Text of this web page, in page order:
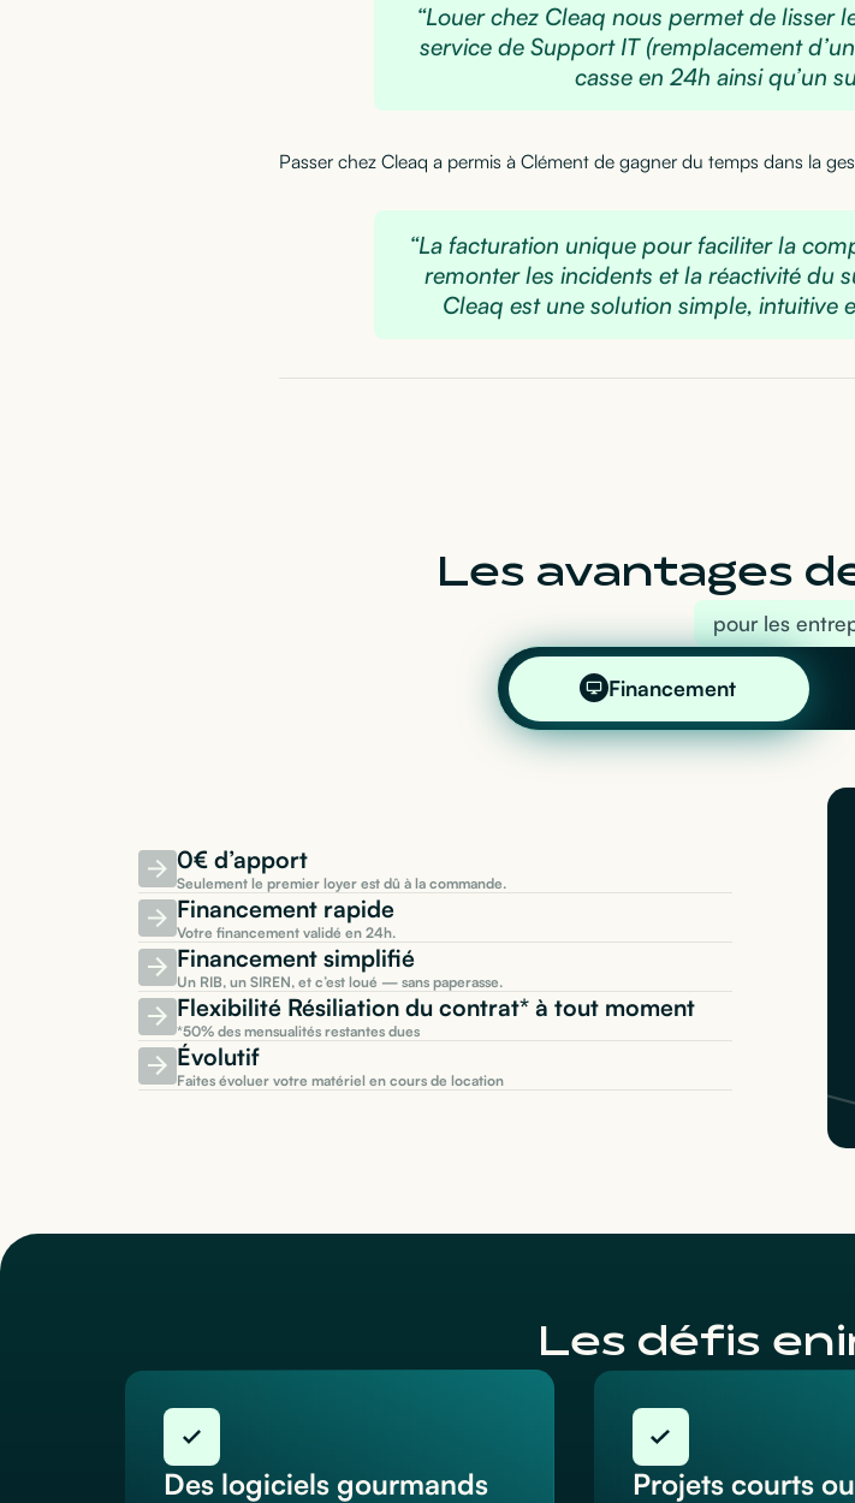
“Louer chez Cleaq nous permet de lisser
service de Support IT (remplacement
casse en 24h ainsi qu’un
Passer chez Cleaq a permis à Clément de gagner du temps dans la
“La facturation unique pour faciliter la
remonter les incidents et la réactivité du
Cleaq est une solution simple, intuitive
Les avantages
pour les
Financement
0€ d’apport
Seulement le premier loyer est dû à la commande.
Financement rapide
Votre financement validé en 24h.
Financement simplifié
Un RIB, un SIREN, et c’est loué — sans paperasse.
Flexibilité Résiliation du contrat* à tout moment
*50% des mensualités restantes dues
Évolutif
Faites évoluer votre matériel en cours de location
Les défis en
Des logiciels gourmands
Projets courts